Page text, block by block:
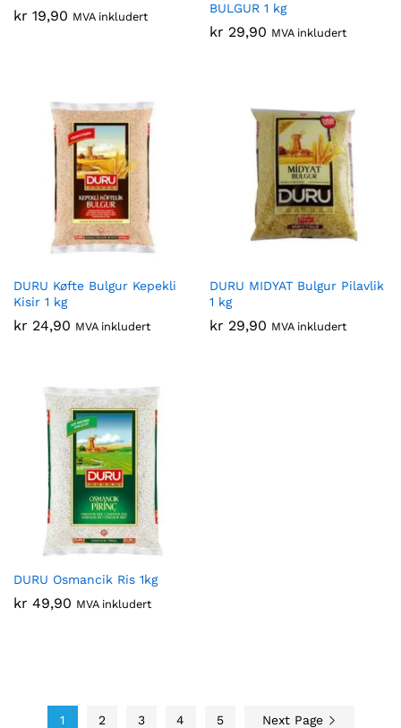
kr 19,90 MVA inkludert
BULGUR 1 kg
kr 29,90 MVA inkludert
DURU Køfte Bulgur Kepekli
Kisir 1 kg
kr 24,90 MVA inkludert
DURU MIDYAT Bulgur Pilavlik
1 kg
kr 29,90 MVA inkludert
DURU Osmancik Ris 1kg
kr 49,90 MVA inkludert
1 2 3 4 5 Next Page